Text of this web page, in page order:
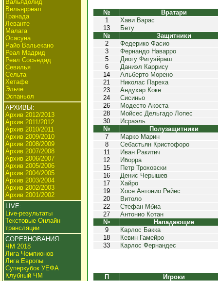
Вальядолид
Вильярреал
Гранада
Леванте
Малага
Осасуна
Райо Вальекано
Реал Мадрид
Реал Сосьедад
Севилья
Сельта
Хетафе
Эльче
Эспаньол
АРХИВЫ:
Архив 2012/2013
Архив 2011/2012
Архив 2010/2011
Архив 2009/2010
Архив 2008/2009
Архив 2007/2008
Архив 2006/2007
Архив 2005/2006
Архив 2004/2005
Архив 2003/2004
Архив 2002/2003
Архив 2001/2002
LIVE:
Live-результаты
Текстовые Онлайн
трансляции
СОРЕВНОВАНИЯ:
ЧМ 2018
Лига Чемпионов
Лига Европы
Суперкубок УЕФА
Клубный ЧМ
№
Вратари
1
Хави Варас
13
Бету
№
Защитники
2
Федерико Фасио
3
Фернандо Наварро
5
Диогу Фигуэйраш
6
Даниэл Каррису
14
Альберто Морено
21
Николас Пареха
23
Андухар Коке
24
Сисиньо
26
Модесто Акоста
28
Мойсес Дельгадо Лопес
30
Исраэль
№
Полузащитники
7
Марко Марин
8
Себастьян Кристофоро
11
Иван Ракитич
12
Иборра
15
Петр Троховски
16
Денис Черышев
17
Хайро
19
Хосе Антонио Рейес
20
Витоло
22
Стефан Мбиа
27
Антонио Котан
№
Нападающие
9
Карлос Бакка
18
Кевин Гамейро
33
Карлос Фернандес
П
Игроки